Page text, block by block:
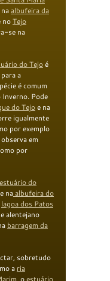
naalbufeira da
noTejo
se na
do Tejoé
a
é comum
Pode
doTejoe na
igualmente
por exemplo
em
por
estuário do
e naalbufeirado
lagoa dos Patos
alentejano
barragem da
sobretudo
a ria